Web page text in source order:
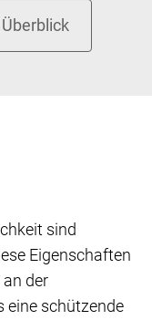
sind
Eigenschaften
der
eine schützende